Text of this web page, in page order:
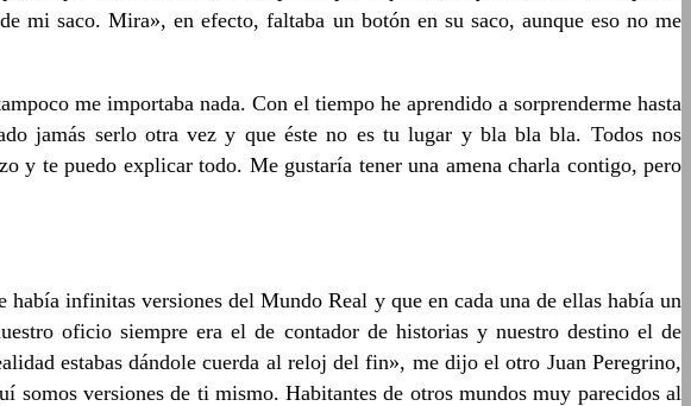
mi saco. Mira», en efecto, faltaba un botón en su saco, aunque eso no me
me importaba nada. Con el tiempo he aprendido a sorprenderme hasta
jamás serlo otra vez y que éste no es tu lugar y bla bla bla. Todos nos
y te puedo explicar todo. Me gustaría tener una amena charla contigo, pero
infinitas versiones del Mundo Real y que en cada una de ellas había un
oficio siempre era el de contador de historias y nuestro destino el de
estabas dándole cuerda al reloj del fin», me dijo el otro Juan Peregrino,
somos versiones de ti mismo. Habitantes de otros mundos muy parecidos al